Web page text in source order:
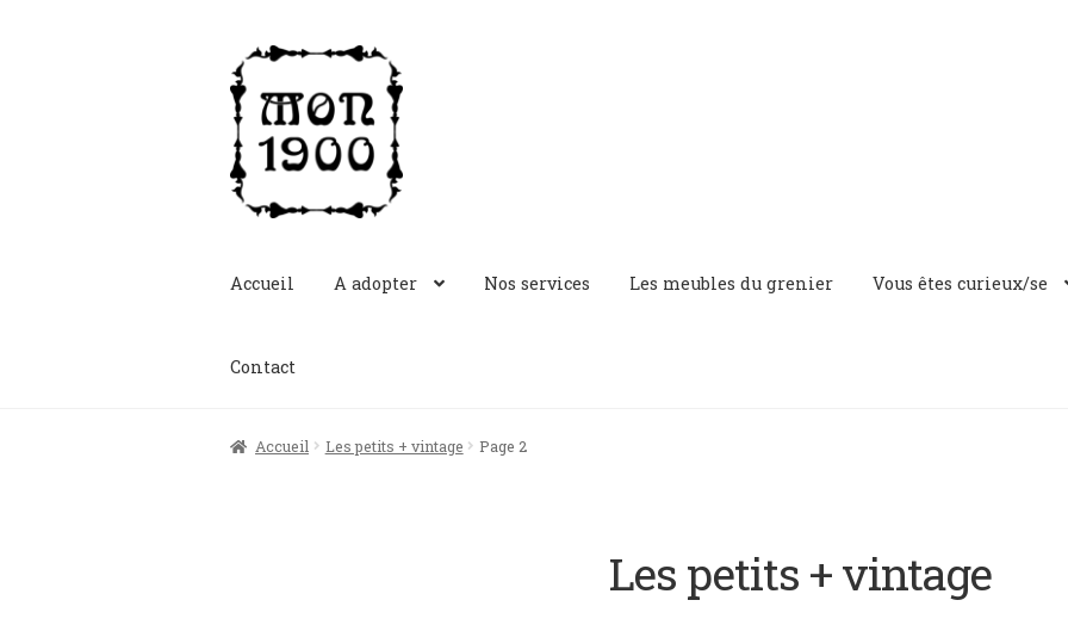
Aller
à
la
navigation
Aller
au
contenu
Accueil A adopter Nos services Les meubles du grenier Vous êtes curieux/se
Contact
Accueil Les petits + vintage Page 2
Les petits + vintage